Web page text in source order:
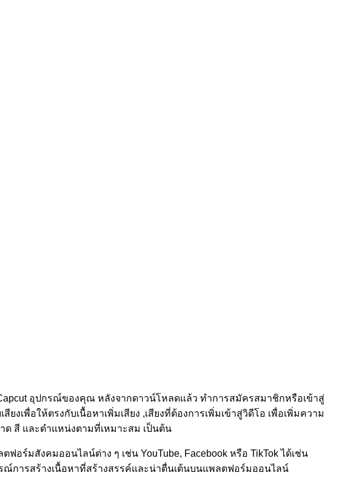
อุปกรณ์ของคุณ หลังจากดาวน์โหลดแล้ว ทำการสมัครสมาชิกหรือเข้าสู่
พื่อให้ตรงกับเนื้อหาเพิ่มเสียง ,เสียงที่ต้องการเพิ่มเข้าสู่วิดีโอ เพื่อเพิ่มความ
ด สี และตำแหน่งตามที่เหมาะสม เป็นต้น
ร์มสังคมออนไลน์ต่าง ๆ เช่น YouTube, Facebook หรือ TikTok ได้เช่น
ณ์การสร้างเนื้อหาที่สร้างสรรค์และน่าตื่นเต้นบนแพลตฟอร์มออนไลน์